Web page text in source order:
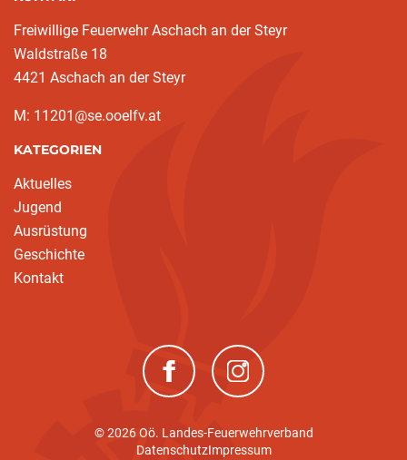
Freiwillige Feuerwehr Aschach an der Steyr
Waldstraße 18
4421 Aschach an der Steyr
M: 11201@se.ooelfv.at
KATEGORIEN
Aktuelles
Jugend
Ausrüstung
Geschichte
Kontakt
(neues Fenster)(neues Fenster)
© 2026 Oö. Landes-Feuerwehrverband
DatenschutzImpressum